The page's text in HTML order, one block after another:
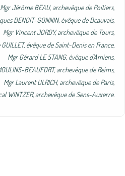
Mgr Jérôme BEAU, archevêque de Poitiers,
BENOIT-GONNIN, évêque de Beauvais,
Mgr Vincent JORDY, archevêque de Tours,
évêque de Saint-Denis en France,
Mgr Gérard LE STANG, évêque d’Amiens,
BEAUFORT, archevêque de Reims,
Mgr Laurent ULRICH, archevêque de Paris,
WINTZER, archevêque de Sens-Auxerre.